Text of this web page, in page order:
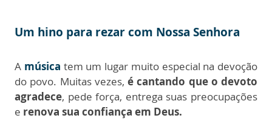
Um hino para rezar com Nossa Senhora
A música tem um lugar muito especial na devoção
do povo. Muitas vezes, é cantando que o devoto
agradece, pede força, entrega suas preocupações
e renova sua confiança em Deus.